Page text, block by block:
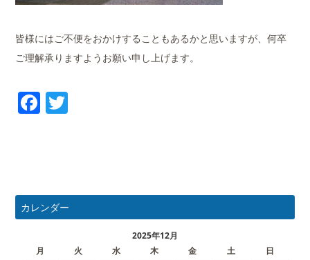
皆様にはご不便をおかけすることもあるかと思いますが、何卒
ご理解承りますようお願い申し上げます。
Facebook
カレンダー
2025年12月
月
火 水 木 金 土
日